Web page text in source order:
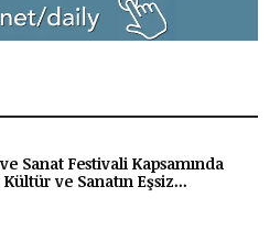
Sanat Festivali Kapsamında
ve Sanatın Eşsiz...